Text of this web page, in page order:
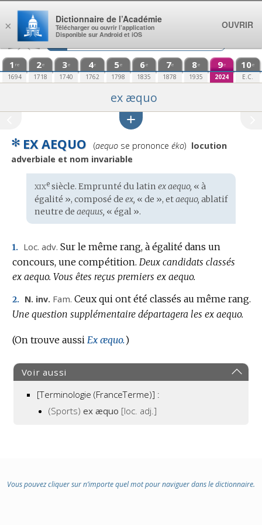
Aller au contenu
1 re
1694
2e
1718
3e
1740
4e
1762
5e
1798
6e
1835
7e
1878
8e
1935
9e
2024
10e
E.C.
ex æquo
✻ EX AEQUO
Prononciation
:
(aequose prononce éko) locution
adverbiale et nom invariable
Étymologie
:
xixesiècle. Emprunté du latin ex aequo, « à
égalité », composé de ex, « de », etaequo, ablatif
neutre de aequus, « égal ».
1. Loc. adv. Sur le même rang, à égalité dans un
concours, une compétition. Deux candidats classés
ex aequo. Vous êtes reçus premiers ex aequo.
2. N. inv. Fam. Ceux qui ont été classés au même rang.
Une question supplémentaire départagera les ex aequo.
(On trouve aussi Ex æquo.)
Voir aussi
[Terminologie (FranceTerme)] :
(Sports)ex æquo [loc. adj.]
Vous pouvez cliquer sur n’importe quel mot pour naviguer dans le dictionnaire.
×
Dictionnaire de l’Académie
Télécharger ou ouvrir l’application
Disponible sur Android et iOS
OUVRIR